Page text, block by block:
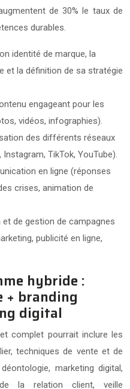
de 30% le taux de
durables.
identité de marque, la
et la définition de sa stratégie
engageant pour les
vidéos, infographies).
des différents réseaux
TikTok, YouTube).
en ligne (réponses
crises, animation de
de gestion de campagnes
publicité en ligne,
hybride :
branding
digital
complet pourrait inclure les
techniques de vente et de
marketing digital,
la relation client, veille